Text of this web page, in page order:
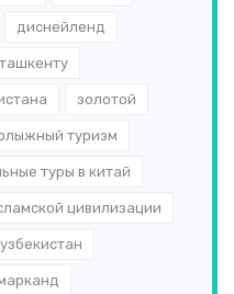
диснейленд
золотой
туризм
туры в китай
цивилизации